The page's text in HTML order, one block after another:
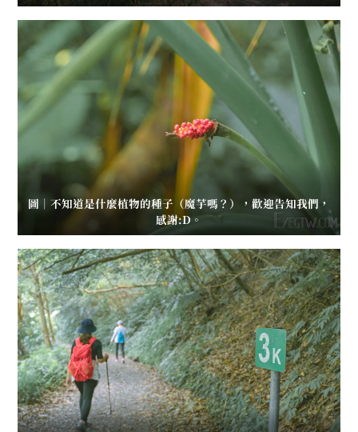
圖｜不知道是什麼植物的種子（魔芋嗎？），歡迎告知我們，
感謝:D。